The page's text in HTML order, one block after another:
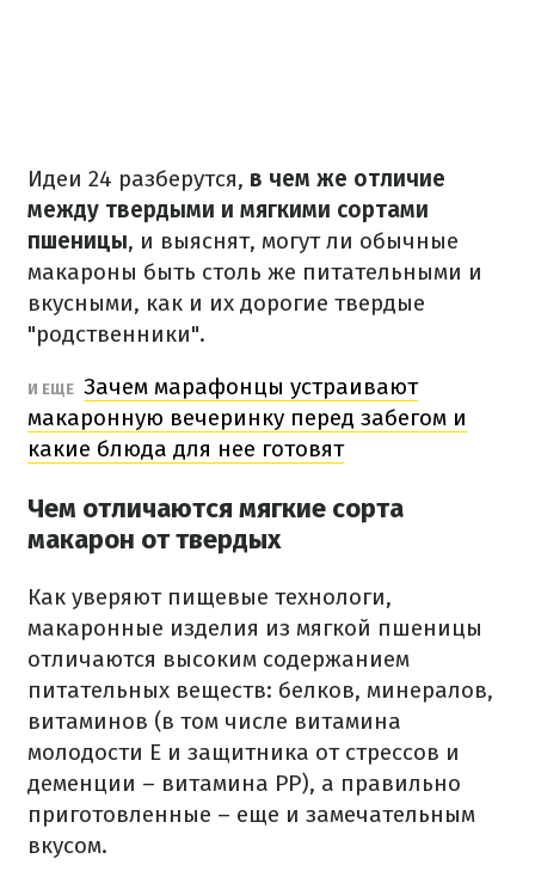
Идеи 24 разберутся, в чем же отличие
между твердыми и мягкими сортами
пшеницы, и выяснят, могут ли обычные
макароны быть столь же питательными и
вкусными, как и их дорогие твердые
"родственники".
И ЕЩЕ Зачем марафонцы устраивают
макаронную вечеринку перед забегом и
какие блюда для нее готовят
Чем отличаются мягкие сорта
макарон от твердых
Как уверяют пищевые технологи,
макаронные изделия из мягкой пшеницы
отличаются высоким содержанием
питательных веществ: белков, минералов,
витаминов (в том числе витамина
молодости E и защитника от стрессов и
деменции – витамина PP), а правильно
приготовленные – еще и замечательным
вкусом.